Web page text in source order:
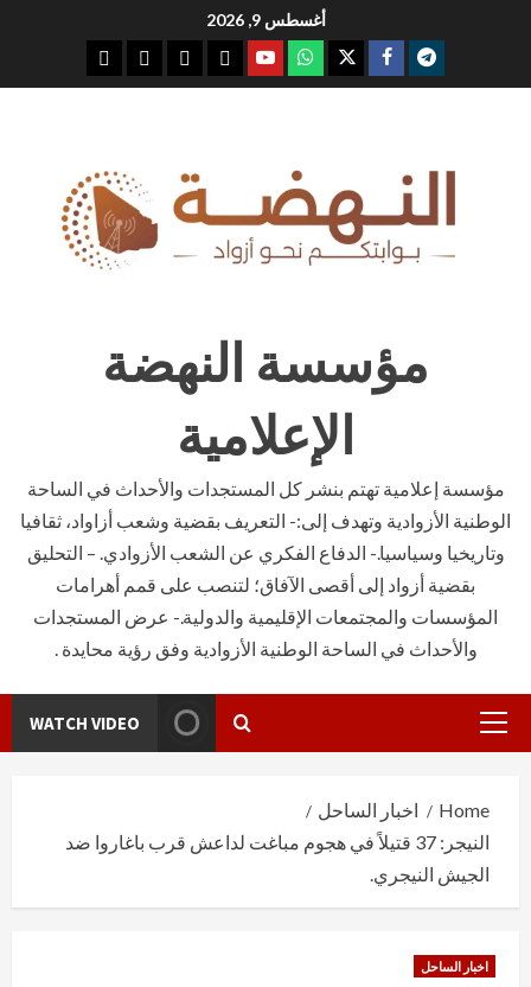
أغسطس 9, 2026
telegram
facebook
x
whatsap
youtube
مؤسسة النهضة
الإعلامية
مؤسسة إعلامية تهتم بنشر كل المستجدات والأحداث في الساحة
الوطنية الأزوادية وتهدف إلى:- التعريف بقضية وشعب أزاواد، ثقافيا
وتاريخيا وسياسيا.- الدفاع الفكري عن الشعب الأزوادي. – التحليق
بقضية أزواد إلى أقصى الآفاق؛ لتنصب على قمم أهرامات
المؤسسات والمجتمعات الإقليمية والدولية.- عرض المستجدات
والأحداث في الساحة الوطنية الأزوادية وفق رؤية محايدة .
Primary
WATCH VIDEO
Home
اخبار الساحل
النيجر: 37 قتيلاً في هجوم مباغت لداعش قرب باغاروا ضد
الجيش النيجري.
اخبار الساحل